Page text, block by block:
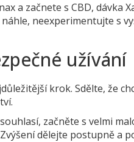
a začnete s CBD, dávka
neexperimentujte s
užívání
krok. Sdělte, že
začněte s velmi
dělejte postupně a